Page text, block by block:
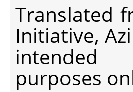
Translated
Initiative,
intended
purposes